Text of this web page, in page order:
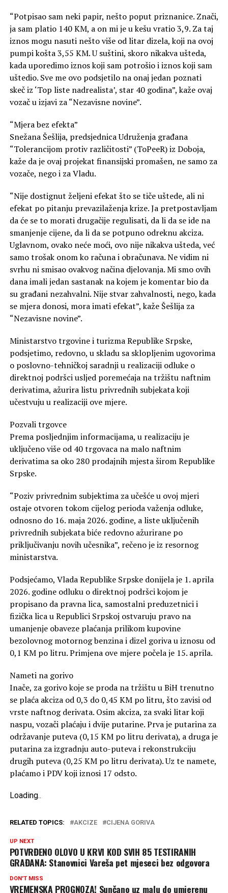
“Potpisao sam neki papir, nešto poput priznanice. Znači,
ja sam platio 140 KM, a on mi je u kešu vratio 3,9. Za taj
iznos mogu nasuti nešto više od litar dizela, koji na ovoj
pumpi košta 3,55 KM. U suštini, skoro nikakva ušteda,
kada uporedimo iznos koji sam potrošio i iznos koji sam
uštedio. Sve me ovo podsjetilo na onaj jedan poznati
skeč iz ‘Top liste nadrealista’, star 40 godina”, kaže ovaj
vozač u izjavi za “Nezavisne novine”.
“Mjera bez efekta”
Snežana Šešlija, predsjednica Udruženja građana
“Tolerancijom protiv različitosti” (ToPeeR) iz Doboja,
kaže da je ovaj projekat finansijski promašen, ne samo za
vozače, nego i za Vladu.
“Nije dostignut željeni efekat što se tiče uštede, ali ni
efekat po pitanju prevazilaženja krize. Ja pretpostavljam
da će se to morati drugačije regulisati, da li da se ide na
smanjenje cijene, da li da se potpuno odreknu akciza.
Uglavnom, ovako neće moći, ovo nije nikakva ušteda, već
samo trošak onom ko računa i obračunava. Ne vidim ni
svrhu ni smisao ovakvog načina djelovanja. Mi smo ovih
dana imali jedan sastanak na kojem je komentar bio da
su građani nezahvalni. Nije stvar zahvalnosti, nego, kada
se mjera donosi, mora imati efekat”, kaže Šešlija za
“Nezavisne novine”.
Ministarstvo trgovine i turizma Republike Srpske,
podsjetimo, redovno, u skladu sa sklopljenim ugovorima
o poslovno-tehničkoj saradnji u realizaciji odluke o
direktnoj podršci usljed poremećaja na tržištu naftnim
derivatima, ažurira listu privrednih subjekata koji
učestvuju u realizaciji ove mjere.
Pozvali trgovce
Prema posljednjim informacijama, u realizaciju je
uključeno više od 40 trgovaca na malo naftnim
derivatima sa oko 280 prodajnih mjesta širom Republike
Srpske.
“Poziv privrednim subjektima za učešće u ovoj mjeri
ostaje otvoren tokom cijelog perioda važenja odluke,
odnosno do 16. maja 2026. godine, a liste uključenih
privrednih subjekata biće redovno ažurirane po
priključivanju novih učesnika”, rečeno je iz resornog
ministarstva.
Podsjećamo, Vlada Republike Srpske donijela je 1. aprila
2026. godine odluku o direktnoj podršci kojom je
propisano da pravna lica, samostalni preduzetnici i
fizička lica u Republici Srpskoj ostvaruju pravo na
umanjenje obaveze plaćanja prilikom kupovine
bezolovnog motornog benzina i dizel goriva u iznosu od
0,1 KM po litru. Primjena ove mjere počela je 15. aprila.
Nameti na gorivo
Inače, za gorivo koje se proda na tržištu u BiH trenutno
se plaća akciza od 0,3 do 0,45 KM po litru, što zavisi od
vrste naftnog derivata. Osim akciza, za svaki litar koji
naspu, vozači plaćaju i dvije putarine. Prva je putarina za
održavanje puteva (0,15 KM po litru derivata), a druga je
putarina za izgradnju auto-puteva i rekonstrukciju
drugih puteva (0,25 KM po litru derivata). Uz te namete,
plaćamo i PDV koji iznosi 17 odsto.
Loading..
RELATED TOPICS: AKCIZE CIJENA GORIVA
UP NEXT
POTVRĐENO OLOVO U KRVI KOD SVIH 85 TESTIRANIH
GRAĐANA: Stanovnici Vareša pet mjeseci bez odgovora
DON'T MISS
VREMENSKA PROGNOZA! Sunčano uz malu do umjerenu